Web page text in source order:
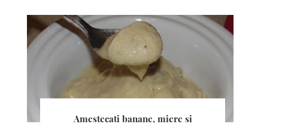
Amestecati banane, miere si